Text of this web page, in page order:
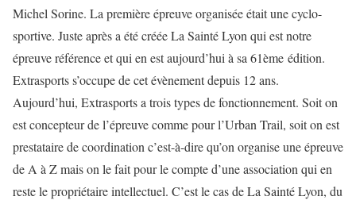
Michel Sorine. La première épreuve organisée était une cyclo-
sportive. Juste après a été créée La Sainté Lyon qui est notre
épreuve référence et qui en est aujourd’hui à sa 61ème édition.
Extrasports s’occupe de cet évènement depuis 12 ans.
Aujourd’hui, Extrasports a trois types de fonctionnement. Soit on
est concepteur de l’épreuve comme pour l’Urban Trail, soit on est
prestataire de coordination c’est-à-dire qu’on organise une épreuve
de A à Z mais on le fait pour le compte d’une association qui en
reste le propriétaire intellectuel. C’est le cas de La Sainté Lyon, du